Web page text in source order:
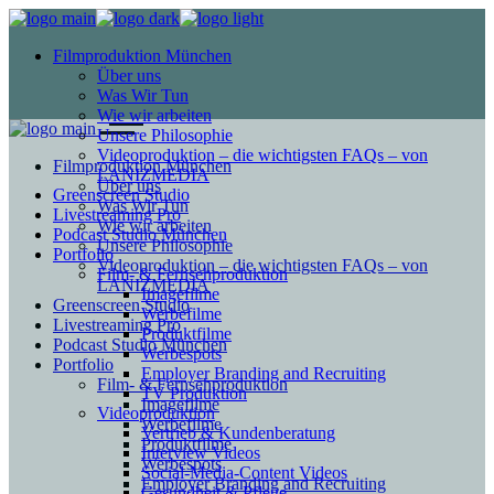
Filmproduktion München
Über uns
Was Wir Tun
Wie wir arbeiten
Unsere Philosophie
Videoproduktion – die wichtigsten FAQs – von
LANIZMEDIA
Greenscreen Studio
Livestreaming Pro
Podcast Studio München
Portfolio
Film- & Fernsehproduktion
Imagefilme
Werbefilme
Produktfilme
Werbespots
Employer Branding and Recruiting
TV Produktion
Videoproduktion
Vertrieb & Kundenberatung
Interview Videos
Social-Media-Content Videos
Filmproduktion München
Über uns
Was Wir Tun
Wie wir arbeiten
Unsere Philosophie
Videoproduktion – die wichtigsten FAQs – von
LANIZMEDIA
Greenscreen Studio
Livestreaming Pro
Podcast Studio München
Portfolio
Film- & Fernsehproduktion
Imagefilme
Werbefilme
Produktfilme
Werbespots
Employer Branding and Recruiting